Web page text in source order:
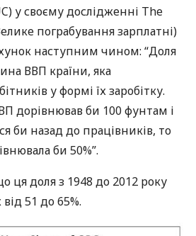
) у своєму дослідженні The
пограбування зарплатні)
наступним чином: “Доля
ВВП країни, яка
у формі їх заробітку.
дорівнював би 100 фунтам і
би назад до працівників, то
би 50%”.
ця доля з 1948 до 2012 року
51 до 65%.